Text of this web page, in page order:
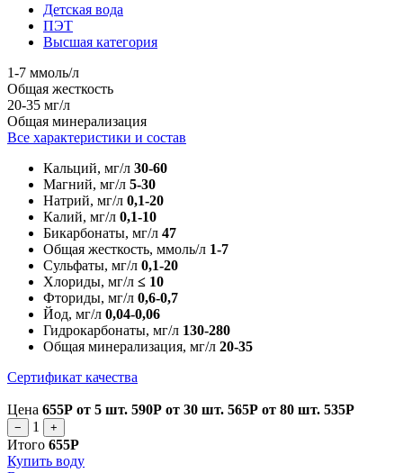
Детская вода
ПЭТ
Высшая категория
1-7 ммоль/л
Общая жесткость
20-35 мг/л
Общая минерализация
Все характеристики и состав
Кальций, мг/л 30-60
Магний, мг/л 5-30
Натрий, мг/л 0,1-20
Калий, мг/л 0,1-10
Бикарбонаты, мг/л 47
Общая жесткость, ммоль/л 1-7
Сульфаты, мг/л 0,1-20
Хлориды, мг/л ≤ 10
Фториды, мг/л 0,6-0,7
Йод, мг/л 0,04-0,06
Гидрокарбонаты, мг/л 130-280
Общая минерализация, мг/л 20-35
Сертификат качества
Цена 655Р от 5 шт. 590Р от 30 шт. 565Р от 80 шт. 535Р
− 1 +
Итого 655Р
Купить воду